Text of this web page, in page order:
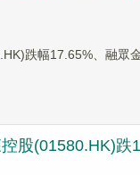
跌幅17.65%、融眾
股(01580.HK)跌